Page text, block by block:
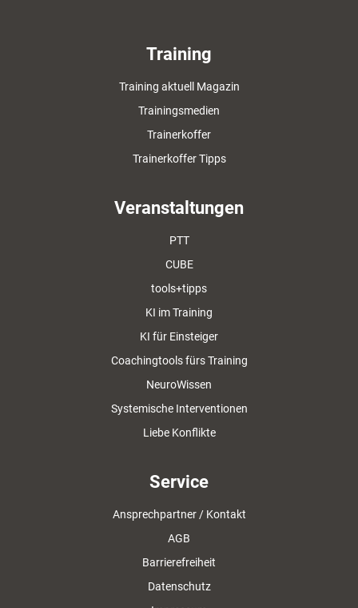
Training
Training aktuell Magazin
Trainingsmedien
Trainerkoffer
Trainerkoffer Tipps
Veranstaltungen
PTT
CUBE
tools+tipps
KI im Training
KI für Einsteiger
Coachingtools fürs Training
NeuroWissen
Systemische Interventionen
Liebe Konflikte
Service
Ansprechpartner / Kontakt
AGB
Barrierefreiheit
Datenschutz